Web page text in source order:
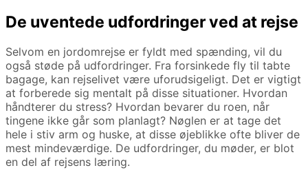
De uventede udfordringer ved at rejse
Selvom en jordomrejse er fyldt med spænding, vil du
også støde på udfordringer. Fra forsinkede fly til tabte
bagage, kan rejselivet være uforudsigeligt. Det er vigtigt
at forberede sig mentalt på disse situationer. Hvordan
håndterer du stress? Hvordan bevarer du roen, når
tingene ikke går som planlagt? Nøglen er at tage det
hele i stiv arm og huske, at disse øjeblikke ofte bliver de
mest mindeværdige. De udfordringer, du møder, er blot
en del af rejsens læring.